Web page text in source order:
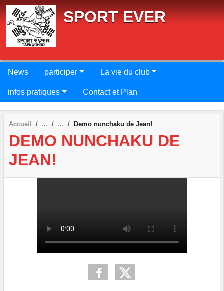
SPORT EVER
News participer La vie du club
infos pratiques Contact et Plan
Accueil Demo nunchaku de Jean!
DEMO NUNCHAKU DE
JEAN!
Panneau de gestion des cookies